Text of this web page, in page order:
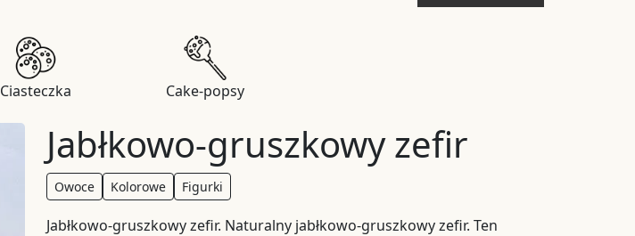
Ciasteczka Cake-popsy
Jabłkowo-gruszkowy zefir
Owoce Kolorowe Figurki
Jabłkowo-gruszkowy zefir. Naturalny jabłkowo-gruszkowy zefir. Ten